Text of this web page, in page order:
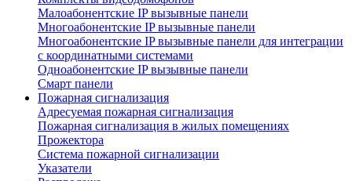
Малоабонентские IP вызывные панели
Многоабонентские IP вызывные панели
Многоабонентские IP вызывные панели для интеграции
с координатными системами
Одноабонентские IP вызывные панели
Смарт панели
Пожарная сигнализация
Адресуемая пожарная сигнализация
Пожарная сигнализация в жилых помещениях
Прожектора
Система пожарной сигнализации
Указатели